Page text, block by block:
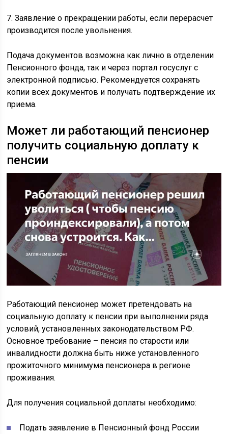
7. Заявление о прекращении работы, если перерасчет
производится после увольнения.
Подача документов возможна как лично в отделении
Пенсионного фонда, так и через портал госуслуг с
электронной подписью. Рекомендуется сохранять
копии всех документов и получать подтверждение их
приема.
Может ли работающий пенсионер
получить социальную доплату к
пенсии
Работающий пенсионер может претендовать на
социальную доплату к пенсии при выполнении ряда
условий, установленных законодательством РФ.
Основное требование – пенсия по старости или
инвалидности должна быть ниже установленного
прожиточного минимума пенсионера в регионе
проживания.
Для получения социальной доплаты необходимо:
Подать заявление в Пенсионный фонд России